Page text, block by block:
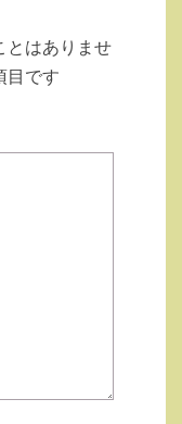
とはありませ
目です